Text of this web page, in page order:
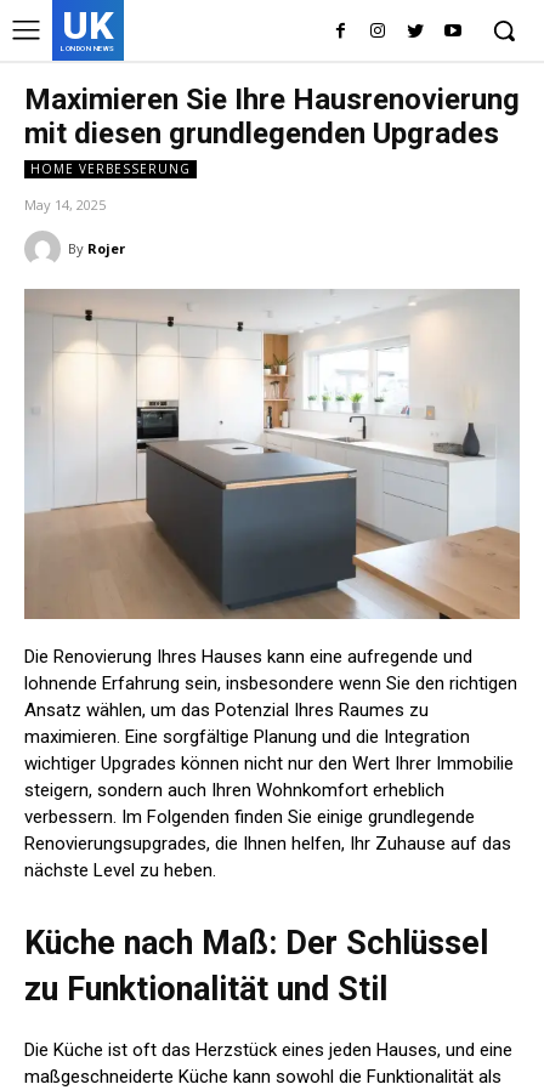
UK
LONDON NEWS
Maximieren Sie Ihre Hausrenovierung
mit diesen grundlegenden Upgrades
HOME VERBESSERUNG
May 14, 2025
By Rojer
Die Renovierung Ihres Hauses kann eine aufregende und
lohnende Erfahrung sein, insbesondere wenn Sie den richtigen
Ansatz wählen, um das Potenzial Ihres Raumes zu
maximieren. Eine sorgfältige Planung und die Integration
wichtiger Upgrades können nicht nur den Wert Ihrer Immobilie
steigern, sondern auch Ihren Wohnkomfort erheblich
verbessern. Im Folgenden finden Sie einige grundlegende
Renovierungsupgrades, die Ihnen helfen, Ihr Zuhause auf das
nächste Level zu heben.
Küche nach Maß: Der Schlüssel
zu Funktionalität und Stil
Die Küche ist oft das Herzstück eines jeden Hauses, und eine
maßgeschneiderte Küche kann sowohl die Funktionalität als